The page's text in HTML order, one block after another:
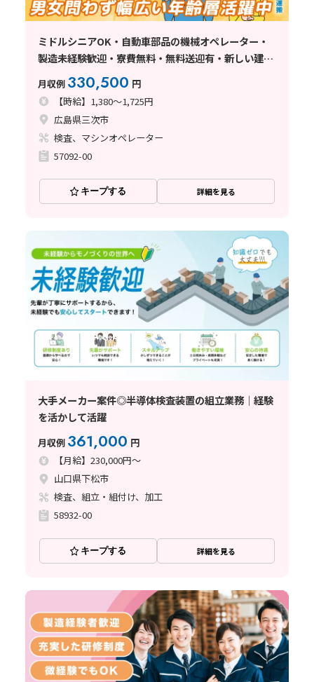
ミドルシニアOK・自動車部品の機械オペレーター・
製造未経験歓迎・寮費無料・無料送迎有・新しい建
屋･機械でのお仕事・工場内は冷暖房完備・綺麗なト
イレ･食堂あり・大型連休あり
月収例 330,500 円
【時給】1,380～1,725円
広島県三次市
検査、マシンオペレーター
57092-00
キープする 詳細を見る
大手メーカー案件◎半導体検査装置の組立業務｜経験
を活かして活躍
月収例 361,000 円
【月給】230,000円～
山口県下松市
検査、組立・組付け、加工
58932-00
キープする 詳細を見る